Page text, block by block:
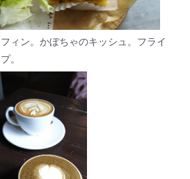
ィン。かぼちゃのキッシュ。フライ
。